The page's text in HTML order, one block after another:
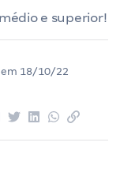
e superior!
18/10/22